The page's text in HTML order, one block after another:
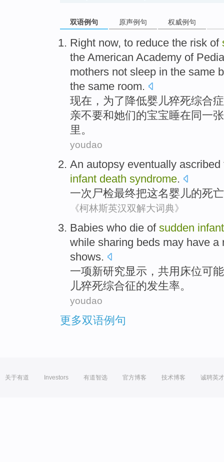
双语例句 原声例句 权威例句
Right now, to reduce the risk of
the American Academy of
mothers not sleep in the same
the same room.
现在 ， 为了 降低婴儿猝死综合症
亲不要和她们的宝宝睡在 同 一
里 。
youdao
An autopsy eventually ascribed
infant death syndrome.
一次 尸检最终把这名婴儿的死亡
《柯林斯英汉双解大词典》
Babies who die of sudden infant
while sharing beds may have a
shows.
一项新研究显示 ， 共用 床位可能
儿猝死综合征的发生率。
youdao
更多双语例句
关于有道 Investors 有道智选 官方博客 技术博客 诚聘英才